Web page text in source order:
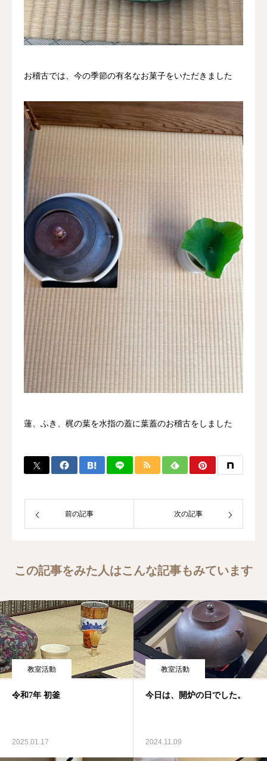
お稽古では、今の季節の有名なお菓子をいただきました
蓮、ふき、梶の葉を水指の蓋に葉蓋のお稽古をしました
前の記事 次の記事
この記事をみた人はこんな記事もみています
教室活動
令和7年 初釜
2025.01.17
教室活動
今日は、開炉の日でした。
2024.11.09